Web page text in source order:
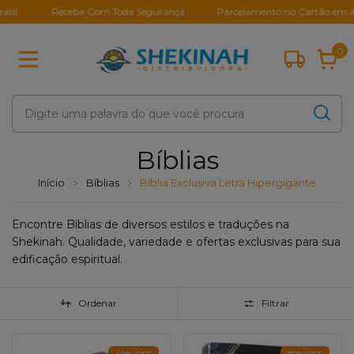
Receba Com Toda Segurança Parcelamento no Cartão em até
0
Bíblias
Início Bíblias Bíblia Exclusiva Letra Hipergigante
Encontre Bíblias de diversos estilos e traduções na
Shekinah. Qualidade, variedade e ofertas exclusivas para sua
edificação espiritual.
Ordenar Filtrar